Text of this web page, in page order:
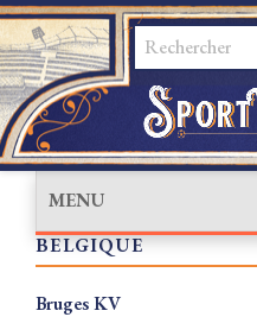
MENU
BELGIQUE
Bruges KV